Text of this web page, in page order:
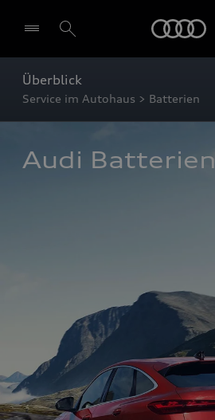
Überblick
Service im Autohaus > Batterien
Audi Batterien